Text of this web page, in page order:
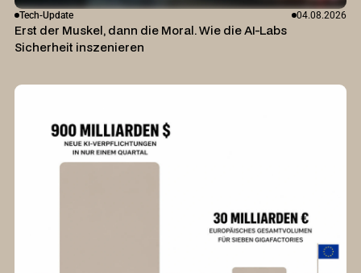
Tech-Update 04.08.2026
Erst der Muskel, dann die Moral. Wie die AI-Labs
Sicherheit inszenieren